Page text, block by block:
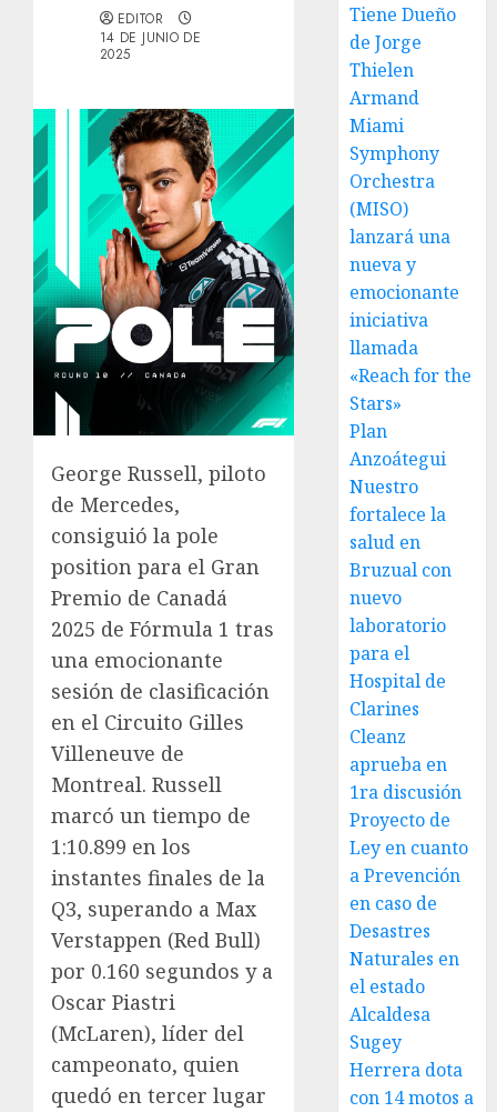
EDITOR
14 DE JUNIO DE
2025
George Russell, piloto
de Mercedes,
consiguió la pole
position para el Gran
Premio de Canadá
2025 de Fórmula 1 tras
una emocionante
sesión de clasificación
en el Circuito Gilles
Villeneuve de
Montreal. Russell
marcó un tiempo de
1:10.899 en los
instantes finales de la
Q3, superando a Max
Verstappen (Red Bull)
por 0.160 segundos y a
Oscar Piastri
(McLaren), líder del
campeonato, quien
quedó en tercer lugar
Tiene Dueño
de Jorge
Thielen
Armand
Miami
Symphony
Orchestra
(MISO)
lanzará una
nueva y
emocionante
iniciativa
llamada
«Reach for the
Stars»
Plan
Anzoátegui
Nuestro
fortalece la
salud en
Bruzual con
nuevo
laboratorio
para el
Hospital de
Clarines
Cleanz
aprueba en
1ra discusión
Proyecto de
Ley en cuanto
a Prevención
en caso de
Desastres
Naturales en
el estado
Alcaldesa
Sugey
Herrera dota
con 14 motos a